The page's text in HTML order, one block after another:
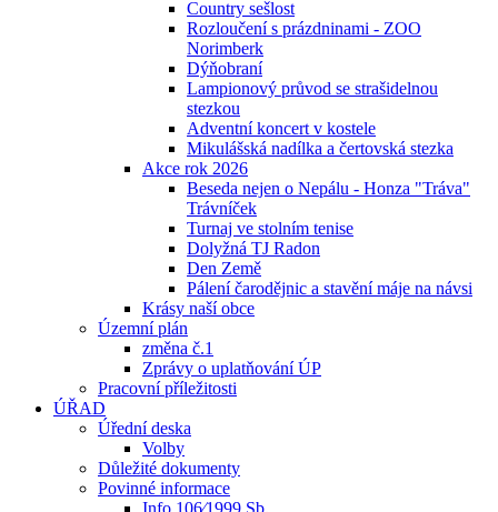
Country sešlost
Rozloučení s prázdninami - ZOO
Norimberk
Dýňobraní
Lampionový průvod se strašidelnou
stezkou
Adventní koncert v kostele
Mikulášská nadílka a čertovská stezka
Akce rok 2026
Beseda nejen o Nepálu - Honza "Tráva"
Trávníček
Turnaj ve stolním tenise
Dolyžná TJ Radon
Den Země
Pálení čarodějnic a stavění máje na návsi
Krásy naší obce
Územní plán
změna č.1
Zprávy o uplatňování ÚP
Pracovní příležitosti
ÚŘAD
Úřední deska
Volby
Důležité dokumenty
Povinné informace
Info 106⁄1999 Sb.